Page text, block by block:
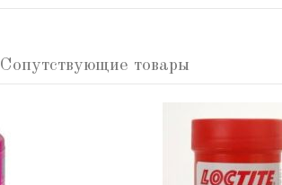
Сопутствующие товары